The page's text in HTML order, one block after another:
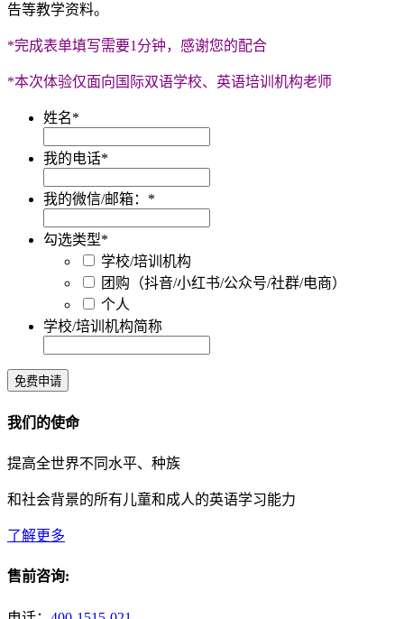
告等教学资料。
*完成表单填写需要1分钟，感谢您的配合
*本次体验仅面向国际双语学校、英语培训机构老师
姓名*
我的电话*
我的微信/邮箱： *
勾选类型*
学校/培训机构
团购（抖音/小红书/公众号/社群/电商）
个人
学校/培训机构简称
免费申请
我们的使命
提高全世界不同水平、种族
和社会背景的所有儿童和成人的英语学习能力
了解更多
售前咨询: